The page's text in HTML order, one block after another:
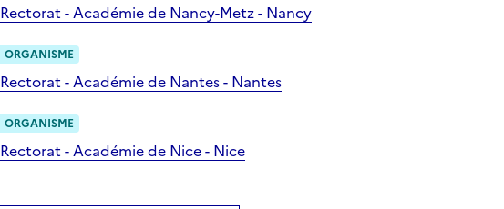
Rectorat - Académie de Nancy-Metz - Nancy
ORGANISME
Rectorat - Académie de Nantes - Nantes
ORGANISME
Rectorat - Académie de Nice - Nice